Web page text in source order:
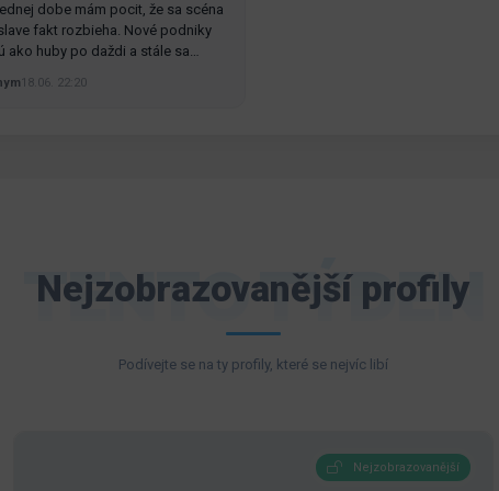
dobe mám pocit, že sa scéna
fakt rozbieha. Nové podniky
ako huby po daždi a stále sa…
18.06. 22:20
Nejzobrazovanější profily
TENTO TÝDEN
Podívejte se na ty profily, které se nejvíc libí
Nejzobrazovanější